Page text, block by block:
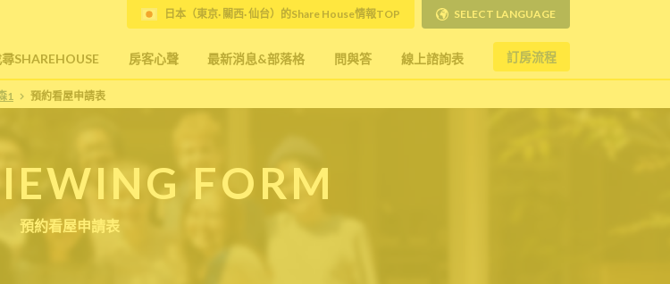
SHAREHOUSE 房客心聲 最新消息&部落格 問與答 線上諮詢表 訂房流程
日本（東京· 關西· 仙台）的Share House情報TOP SELECT LANGUAGE
1 預約看屋申請表
FORM
預約看屋申請表